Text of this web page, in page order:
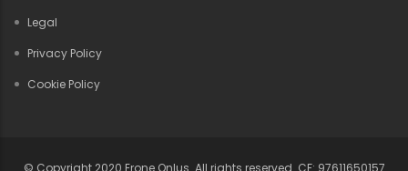
Legal
Privacy Policy
Cookie Policy
© Copyright 2020 Erone Onlus. All rights reserved. CF: 97611650157